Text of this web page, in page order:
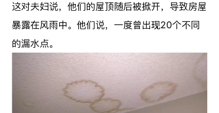
这对夫妇说，他们的屋顶随后被掀开，导致房屋
暴露在风雨中。他们说，一度曾出现20个不同
的漏水点。